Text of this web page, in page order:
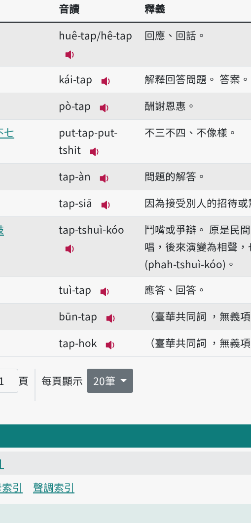
」 有10筆
音讀
釋義
huê-tap/hê-tap
播放音讀huê-tap/hê-tap
回應、回話。
kái-tap
播放音讀kái-tap
解釋回答問題。 答案。
pò-tap
播放音讀pò-tap
酬謝恩惠。
七
put-tap-put-
tshit
播放音讀put-tap-put-tshit
不三不四、不像樣。
tap-àn
播放音讀tap-àn
問題的解答。
tap-siā
播放音讀tap-siā
因為接受別人的招待或
tap-tshuì-kóo
播放音讀tap-tshuì-kóo
鬥嘴或爭辯。 原是民
唱，後來演變為相聲，
(phah-tshuì-kóo)。
tuì-tap
播放音讀tuì-tap
應答、回答。
būn-tap
播放音讀būn-tap
（臺華共同詞 ，無義項
tap-hok
播放音讀tap-hok
（臺華共同詞 ，無義項
頁 每頁顯示 20筆
引
聲調索引